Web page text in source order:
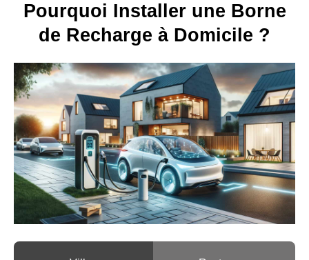
Pourquoi Installer une Borne
de Recharge à Domicile ?